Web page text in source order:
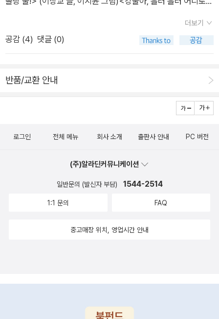
린이 친구들을 위한 마음을 갖고 물을 소중히, 자연을 소중히, 지
구를 소중히 하길 바랍니다.이제 더이상 물 부족 문제는 아프리카
만의 문제가 아닐 겁니다.거창하지 않아도 좋습니다.우리도 물을
여금 물부족 문제의 심각성을 깨닫게 해 주고..물의 소중함을 자
재 글, 그림)<물을 물로 볼 수 없는 세상> (이영란 글, 이리 그림)
<우리 집 욕실이 궁금해?> (크리스티나 립카 슈타르바워 글, 그
더보기
공감 (4) 댓글 (0)
반품/교환 안내
로그인 전체 메뉴 회사 소개 출판사 안내 PC 버전
(주)알라딘커뮤니케이션
일반문의 (발신자 부담) 1544-2514
1:1 문의 FAQ
중고매장 위치, 영업시간 안내